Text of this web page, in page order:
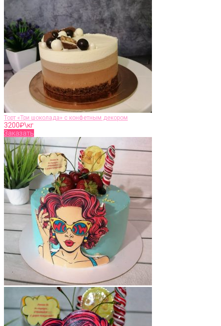
Торт «Три шоколада» с конфетным декором
3200₽\кг
Заказать